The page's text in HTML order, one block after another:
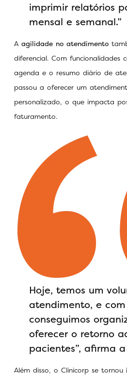
imprimir relatórios
mensal e semanal.”
A agilidade no atendimento
diferencial. Com funcionalidades
agenda e o resumo diário de
passou a oferecer um
personalizado, o que impacta
faturamento.
Hoje, temos um
atendimento, e
conseguimos
oferecer o retorno
pacientes”, afirma
Além disso, o Clinicorp se tornou